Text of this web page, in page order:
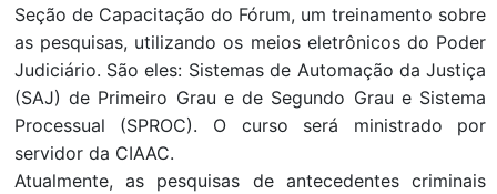
Seção de Capacitação do Fórum, um treinamento sobre
as pesquisas, utilizando os meios eletrônicos do Poder
Judiciário. São eles: Sistemas de Automação da Justiça
(SAJ) de Primeiro Grau e de Segundo Grau e Sistema
Processual (SPROC). O curso será ministrado por
servidor da CIAAC.
Atualmente, as pesquisas de antecedentes criminais